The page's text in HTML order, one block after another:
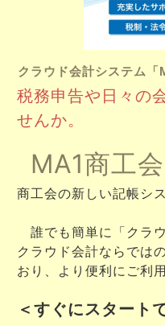
クラウド会計システム「
税務申告や日々の
せんか。
MA1商工
商工会の新しい記帳シ
誰でも簡単に「クラ
クラウド会計ならでは
おり、より便利にご利
＜すぐにスタート